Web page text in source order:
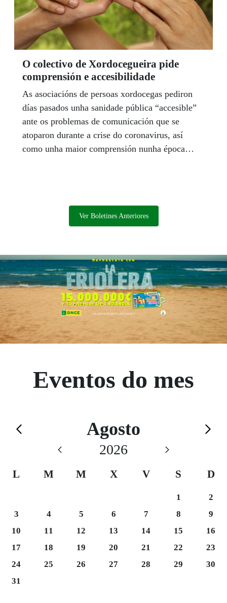
O colectivo de Xordocegueira pide
comprensión e accesibilidade
As asociacións de persoas xordocegas pediron
días pasados unha sanidade pública “accesible”
ante os problemas de comunicación que se
atoparon durante a crise do coronavirus, así
como unha maior comprensión nunha época
Ver Boletines Anteriores
Eventos do mes
Calendario de Agosto
Saltar el calendario
Agosto
2026
L M M X V S D
Sábado 1
1
2
Luns 3
3 Martes 4
4 Mércores 5
5 Xoves 6
6 Venres 7
7 Sábado 8
8
9
Luns 10
10 Martes 11
11 Mércores 12
12 Xoves 13
13 Venres 14
14 Sábado 15
15
16
Luns 17
17 Martes 18
18 Mércores 19
19 Xoves 20
20 Venres 21
21 Sábado 22
22
23
Luns 24
24 Martes 25
25 Mércores 26
26 Xoves 27
27 Venres 28
28 Sábado 29
29
30
Luns 31
31